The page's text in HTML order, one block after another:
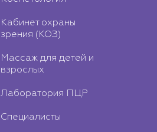
Кабинет охраны
зрения (КОЗ)
Массаж для детей и
взрослых
Лаборатория ПЦР
Специалисты